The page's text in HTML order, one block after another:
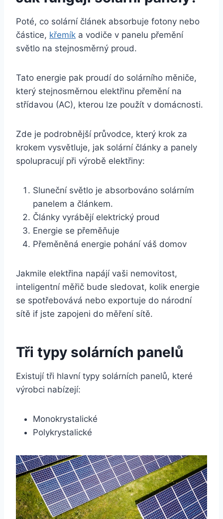
Poté, co solární článek absorbuje fotony nebo
částice, křemík a vodiče v panelu přemění
světlo na stejnosměrný proud.
Tato energie pak proudí do solárního měniče,
který stejnosměrnou elektřinu přemění na
střídavou (AC), kterou lze použít v domácnosti.
Zde je podrobnější průvodce, který krok za
krokem vysvětluje, jak solární články a panely
spolupracují při výrobě elektřiny:
Sluneční světlo je absorbováno solárním
panelem a článkem.
Články vyrábějí elektrický proud
Energie se přeměňuje
Přeměněná energie pohání váš domov
Jakmile elektřina napájí vaši nemovitost,
inteligentní měřič bude sledovat, kolik energie
se spotřebovává nebo exportuje do národní
sítě if jste zapojeni do měření sítě.
Tři typy solárních panelů
Existují tři hlavní typy solárních panelů, které
výrobci nabízejí:
Monokrystalické
Polykrystalické